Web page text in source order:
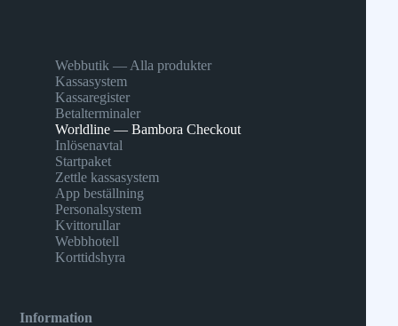
Webbutik — Alla produkter
Kassasystem
Kassaregister
Betalterminaler
Worldline — Bambora Checkout
Inlösenavtal
Startpaket
Zettle kassasystem
App beställning
Personalsystem
Kvittorullar
Webbhotell
Korttidshyra
Information